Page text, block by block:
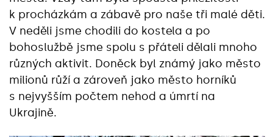
k procházkám a zábavě pro naše tři malé děti.
V neděli jsme chodili do kostela a po
bohoslužbě jsme spolu s přáteli dělali mnoho
různých aktivit. Doněck byl známý jako město
milionů růží a zároveň jako město horníků
s nejvyšším počtem nehod a úmrtí na
Ukrajině.